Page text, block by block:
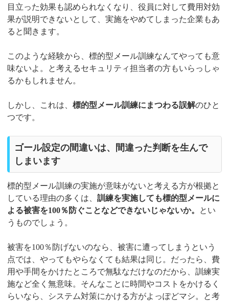
目立った効果も認められなくなり、役員に対して費用対効
果が説明できないとして、実施をやめてしまった企業もあ
ると聞きます。
このような経験から、標的型メール訓練なんてやっても意
味ないよ。と考えるセキュリティ担当者の方もいらっしゃ
るかもしれません。
しかし、これは、標的型メール訓練にまつわる誤解のひと
つです。
ゴール設定の間違いは、間違った判断を生んで
しまいます
標的型メール訓練の実施が意味がないと考える方が根拠と
している理由の多くは、訓練を実施しても標的型メールに
よる被害を100％防ぐことなどできないじゃないか。 とい
うものでしょう。
被害を100％防げないのなら、被害に遭ってしまうという
点では、やってもやらなくても結果は同じ。だったら、費
用や手間をかけたところで無駄なだけなのだから、訓練実
施など全く無意味。そんなことに時間やコストをかけるく
らいなら、システム対策にかける方がよっぽどマシ。と考